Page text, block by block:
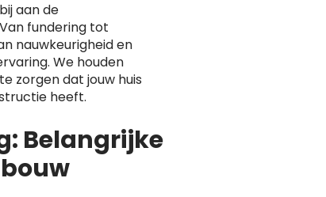
aan de
fundering tot
nauwkeurigheid en
We houden
zorgen dat jouw huis
heeft.
Belangrijke